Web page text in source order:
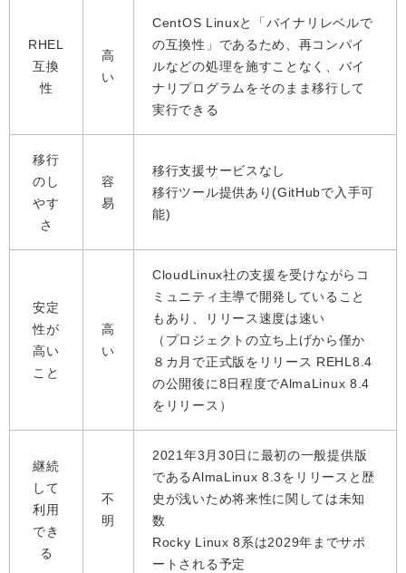
RHEL
互換
性
高
い
CentOS Linuxと「バイナリレベルで
の互換性」であるため、再コンパイ
ルなどの処理を施すことなく、バイ
ナリプログラムをそのまま移行して
実行できる
移行
のし
やす
さ
容
易
移行支援サービスなし
移行ツール提供あり(GitHubで入手可
能)
安定
性が
高い
こと
高
い
CloudLinux社の支援を受けながらコ
ミュニティ主導で開発していること
もあり、リリース速度は速い
（プロジェクトの立ち上げから僅か
８カ月で正式版をリリース REHL8.4
の公開後に8日程度でAlmaLinux 8.4
をリリース）
継続
して
利用
でき
る
不
明
2021年3月30日に最初の一般提供版
であるAlmaLinux 8.3をリリースと歴
史が浅いため将来性に関しては未知
数
Rocky Linux 8系は2029年までサポ
ートされる予定